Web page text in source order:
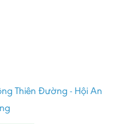
Thiên Đường - Hội An